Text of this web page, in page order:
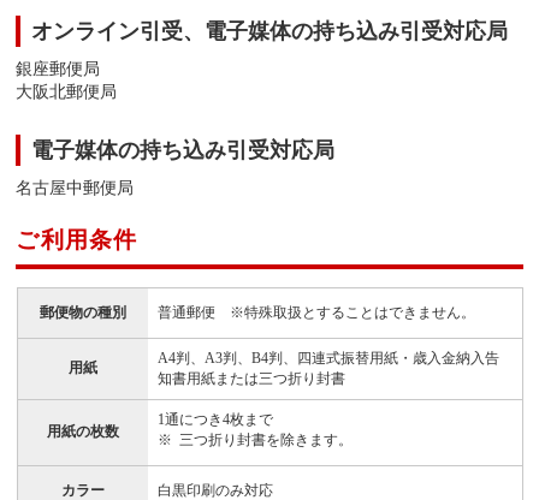
オンライン引受、電子媒体の持ち込み引受対応局
銀座郵便局
大阪北郵便局
電子媒体の持ち込み引受対応局
名古屋中郵便局
ご利用条件
郵便物の種別 普通郵便 ※特殊取扱とすることはできません。
用紙
A4判、A3判、B4判、四連式振替用紙・歳入金納入告
知書用紙または三つ折り封書
用紙の枚数
1通につき4枚まで
三つ折り封書を除きます。
カラー 白黒印刷のみ対応